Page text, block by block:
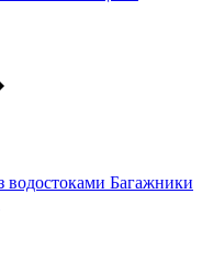
Багажники